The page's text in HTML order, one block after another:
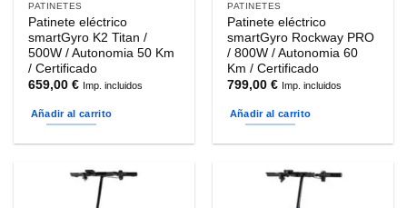
PATINETES
Patinete eléctrico
smartGyro K2 Titan /
500W / Autonomia 50 Km
/ Certificado
659,00€ Imp. incluidos
Añadir al carrito
PATINETES
Patinete eléctrico
smartGyro Rockway PRO
/ 800W / Autonomia 60
Km / Certificado
799,00€ Imp. incluidos
Añadir al carrito